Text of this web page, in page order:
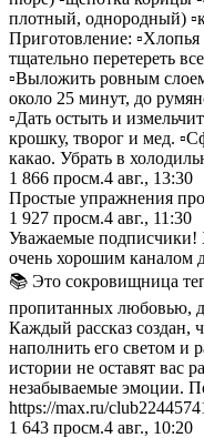
плотный, однородный)
Приготовление: ▫️Хлопья
тщательно перетереть
▫️Выложить ровным
около 25 минут, до
▫️Дать остыть и
крошку, творог и мед.
какао. Убрать в
1 866 просм.4 авг., 13:30
Простые упражнения
1 927 просм.4 авг., 11:30
Уважаемые подписчики!
очень хорошим каналом
📚 Это сокровищница
пропитанных любовью,
Каждый рассказ создан,
наполнить его светом и
истории не оставят вас
незабываемые эмоции.
https://max.ru/
1 643 просм.4 авг., 10:20